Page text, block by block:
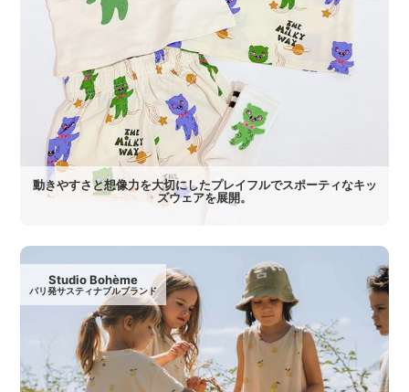
動きやすさと想像力を大切にしたプレイフルでスポーティなキッ
ズウェアを展開。
Studio Bohème
パリ発サスティナブルブランド